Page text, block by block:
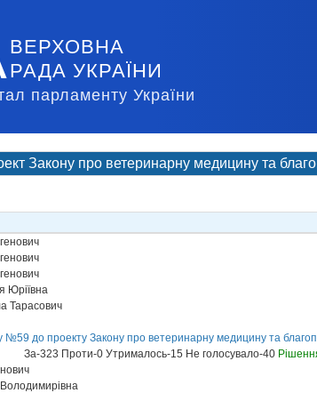
ВЕРХОВНА
РАДА УКРАЇНИ
парламенту України
Закону про ветеринарну медицину та
Юріївна
Тарасович
№59 до проекту Закону про ветеринарну медицину та
За-323 Проти-0 Утрималось-15 Не голосувало-40